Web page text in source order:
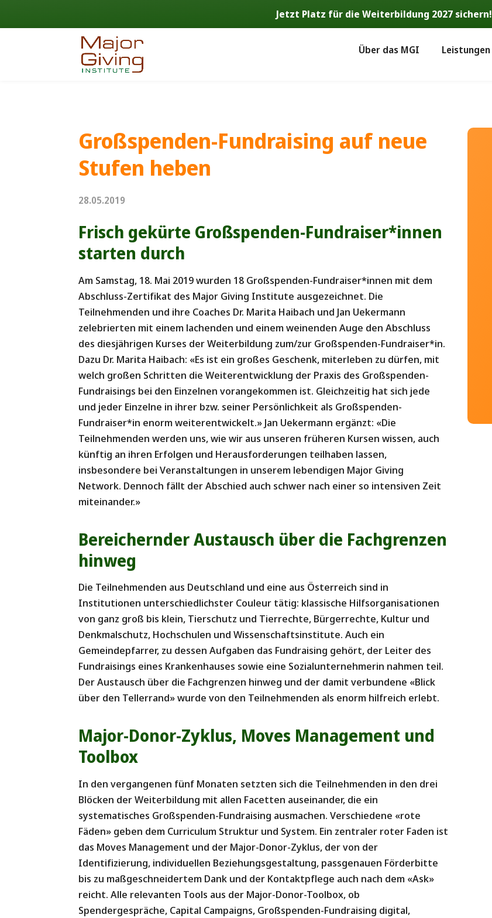
Jetzt Platz für die Weiterbildung 2027 sichern!
Über das MGI Leistungen
Großspenden-Fundraising auf neue
Stufen heben
28.05.2019
Frisch gekürte Großspenden-Fundraiser*innen
starten durch
Am Samstag, 18. Mai 2019 wurden 18 Großspenden-Fundraiser*innen mit dem
Abschluss-Zertifikat des Major Giving Institute ausgezeichnet. Die
Teilnehmenden und ihre Coaches Dr. Marita Haibach und Jan Uekermann
zelebrierten mit einem lachenden und einem weinenden Auge den Abschluss
des diesjährigen Kurses der Weiterbildung zum/zur Großspenden-Fundraiser*in.
Dazu Dr. Marita Haibach: «Es ist ein großes Geschenk, miterleben zu dürfen, mit
welch großen Schritten die Weiterentwicklung der Praxis des Großspenden-
Fundraisings bei den Einzelnen vorangekommen ist. Gleichzeitig hat sich jede
und jeder Einzelne in ihrer bzw. seiner Persönlichkeit als Großspenden-
Fundraiser*in enorm weiterentwickelt.» Jan Uekermann ergänzt: «Die
Teilnehmenden werden uns, wie wir aus unseren früheren Kursen wissen, auch
künftig an ihren Erfolgen und Herausforderungen teilhaben lassen,
insbesondere bei Veranstaltungen in unserem lebendigen Major Giving
Network. Dennoch fällt der Abschied auch schwer nach einer so intensiven Zeit
miteinander.»
Bereichernder Austausch über die Fachgrenzen
hinweg
Die Teilnehmenden aus Deutschland und eine aus Österreich sind in
Institutionen unterschiedlichster Couleur tätig: klassische Hilfsorganisationen
von ganz groß bis klein, Tierschutz und Tierrechte, Bürgerrechte, Kultur und
Denkmalschutz, Hochschulen und Wissenschaftsinstitute. Auch ein
Gemeindepfarrer, zu dessen Aufgaben das Fundraising gehört, der Leiter des
Fundraisings eines Krankenhauses sowie eine Sozialunternehmerin nahmen teil.
Der Austausch über die Fachgrenzen hinweg und der damit verbundene «Blick
über den Tellerrand» wurde von den Teilnehmenden als enorm hilfreich erlebt.
Major-Donor-Zyklus, Moves Management und
Toolbox
In den vergangenen fünf Monaten setzten sich die Teilnehmenden in den drei
Blöcken der Weiterbildung mit allen Facetten auseinander, die ein
systematisches Großspenden-Fundraising ausmachen. Verschiedene «rote
Fäden» geben dem Curriculum Struktur und System. Ein zentraler roter Faden ist
das Moves Management und der Major-Donor-Zyklus, der von der
Identifizierung, individuellen Beziehungsgestaltung, passgenauen Förderbitte
bis zu maßgeschneidertem Dank und der Kontaktpflege auch nach dem «Ask»
reicht. Alle relevanten Tools aus der Major-Donor-Toolbox, ob
Spendergespräche, Capital Campaigns, Großspenden-Fundraising digital,